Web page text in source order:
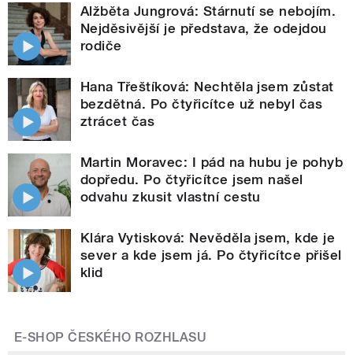
Alžběta Jungrová: Stárnutí se nebojím.
Nejděsivější je představa, že odejdou
rodiče
Hana Třeštíková: Nechtěla jsem zůstat
bezdětná. Po čtyřicítce už nebyl čas
ztrácet čas
Martin Moravec: I pád na hubu je pohyb
dopředu. Po čtyřicítce jsem našel
odvahu zkusit vlastní cestu
Klára Vytisková: Nevěděla jsem, kde je
sever a kde jsem já. Po čtyřicítce přišel
klid
E-SHOP ČESKÉHO ROZHLASU